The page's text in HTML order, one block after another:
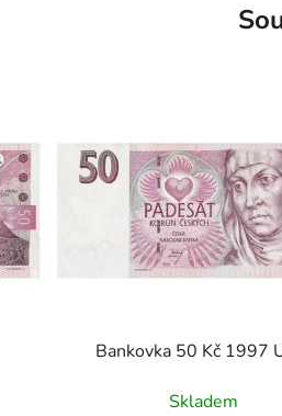
Bankovka 50 Kč 1997
Skladem